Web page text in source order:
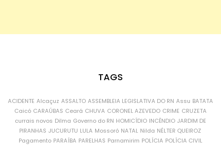
TAGS
ACIDENTE Alcaçuz ASSALTO ASSEMBLEIA LEGISLATIVA DO RN Assu BATATA
Caicó CARAÚBAS Ceará CHUVA CORONEL AZEVEDO CRIME CRUZETA
currais novos Dilma Governo do RN HOMICÍDIO INCÊNDIO JARDIM DE
PIRANHAS JUCURUTU LULA Mossoró NATAL Nilda NÉLTER QUEIROZ
Pagamento PARAÍBA PARELHAS Parnamirim POLÍCIA POLÍCIA CIVIL